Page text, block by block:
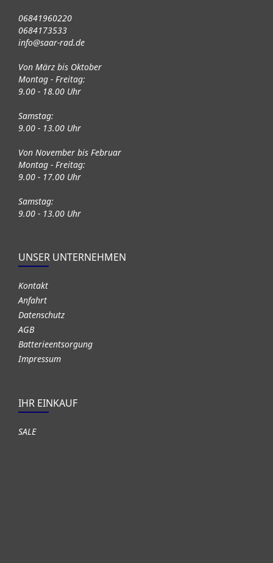
06841960220
0684173533
info@saar-rad.de
Von März bis Oktober
Montag - Freitag:
9.00 - 18.00 Uhr
Samstag:
9.00 - 13.00 Uhr
Von November bis Februar
Montag - Freitag:
9.00 - 17.00 Uhr
Samstag:
9.00 - 13.00 Uhr
UNSER UNTERNEHMEN
Kontakt
Anfahrt
Datenschutz
AGB
Batterieentsorgung
Impressum
IHR EINKAUF
SALE